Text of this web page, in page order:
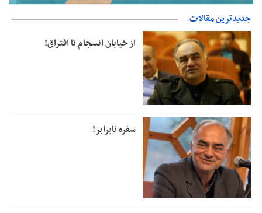
جزئیات فعال‌سازی «کیف پول ایران» اعلام شد
جدیدترین مقالات
از خیابان انسجام تا افتراق!
سفره نابرابر!